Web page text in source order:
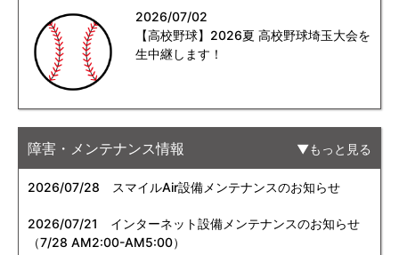
2026/07/02
【高校野球】2026夏 高校野球埼玉大会を
生中継します！
障害・メンテナンス情報 もっと見る
2026/07/28 スマイルAir設備メンテナンスのお知らせ
2026/07/21
インターネット設備メンテナンスのお知らせ
（7/28 AM2:00-AM5:00）